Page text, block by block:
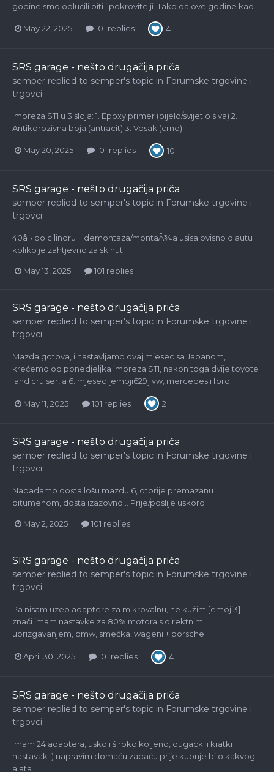
godine smo odlučili biti i pokrovitelji. Tako da ove godine kao...
May 22, 2025 101 replies 4
SRS garage - nešto drugačija priča
semper replied to semper's topic in Forumske trgovine i
trgovci
Impreza STI u 3 sloja: 1. Epoxy primer (bijelo/svijetlo siva) 2.
Antikorozivna boja (antracit) 3. Vosak (crno)
May 20, 2025 101 replies 10
SRS garage - nešto drugačija priča
semper replied to semper's topic in Forumske trgovine i
trgovci
40â¬ po cilindru + demontaza/montaÅ¾a usisa ovisno o autu
koliko je zahtjevno za skinuti
May 13, 2025 101 replies
SRS garage - nešto drugačija priča
semper replied to semper's topic in Forumske trgovine i
trgovci
Mazda gotova, i nastavljamo ovaj mjesec sa Japanom,
krećemo od ponedjeljka impreza STI, nakon toga dvije toyote
land cruiser, a 6. mjesec [emoji629] vw, mercedes i ford
May 11, 2025 101 replies 2
SRS garage - nešto drugačija priča
semper replied to semper's topic in Forumske trgovine i
trgovci
Napadamo dosta lošu mazdu 6, otprije premazanu
bitumenom, dosta izazovno... Prije/poslije uskoro
May 2, 2025 101 replies
SRS garage - nešto drugačija priča
semper replied to semper's topic in Forumske trgovine i
trgovci
Pa nisam uzeo adaptere za mikrovalnu, ne kužim [emoji3]
znači imam nastavke za 80% motora s direktnim
ubrizgavanjem, bmw, smećka, wageni + porsche...
April 30, 2025 101 replies 4
SRS garage - nešto drugačija priča
semper replied to semper's topic in Forumske trgovine i
trgovci
Imam 24 adaptera, usko i široko koljeno, dugacki i kratki
nastavak :) napravim domaću zadaću prije kupnje bilo kakvog
alata